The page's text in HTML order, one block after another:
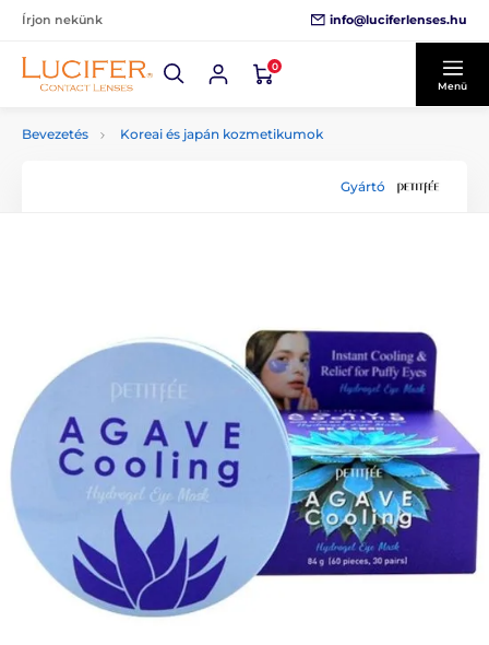
Írjon nekünk info@luciferlenses.hu
0
Menü
Bevezetés Koreai és japán kozmetikumok
Gyártó